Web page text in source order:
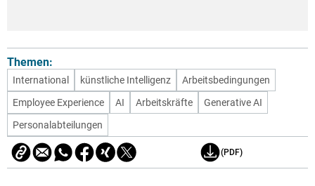
Themen:
International künstliche Intelligenz
Arbeitsbedingungen
Employee Experience
AI Arbeitskräfte
Generative AI
Personalabteilungen
(PDF)